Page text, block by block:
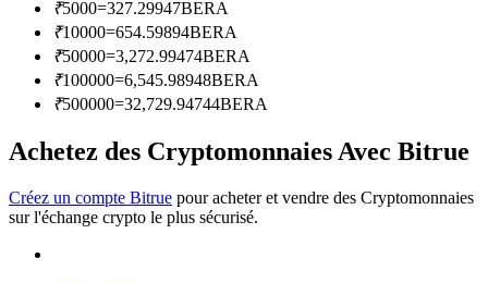
Information
Analyse de mégadonnées, y compris des informations
commerciales, etc.
₹5000=327.29947BERA
₹10000=654.59894BERA
₹50000=3,272.99474BERA
₹100000=6,545.98948BERA
₹500000=32,729.94744BERA
Achetez des Cryptomonnaies Avec Bitrue
Créez un compte Bitrue pour acheter et vendre des Cryptomonnaies
sur l'échange crypto le plus sécurisé.